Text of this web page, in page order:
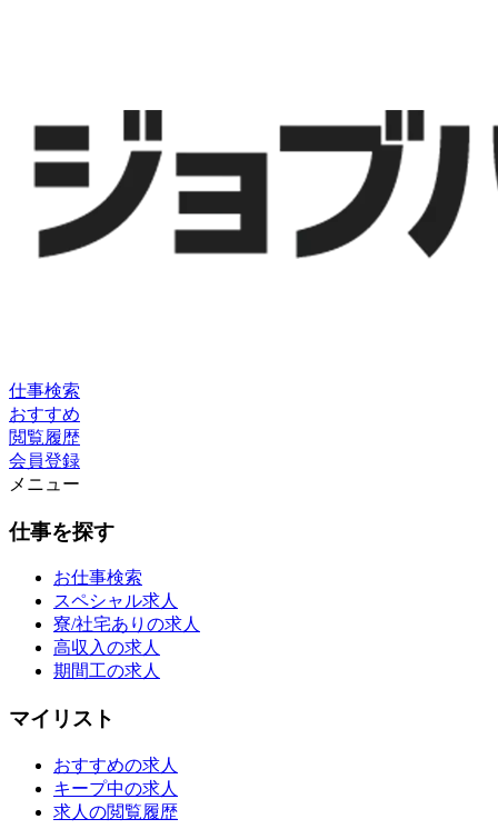
仕事検索
おすすめ
閲覧履歴
会員登録
メニュー
仕事を探す
お仕事検索
スペシャル求人
寮/社宅ありの求人
高収入の求人
期間工の求人
マイリスト
おすすめの求人
キープ中の求人
求人の閲覧履歴